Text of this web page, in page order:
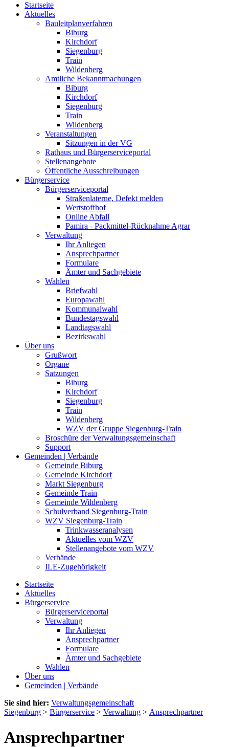
Startseite
Aktuelles
Bauleitplanverfahren
Biburg
Kirchdorf
Siegenburg
Train
Wildenberg
Amtliche Bekanntmachungen
Biburg
Kirchdorf
Siegenburg
Train
Wildenberg
Veranstaltungen
Sitzungen in der VG
Rathaus und Bürgerserviceportal
Stellenangebote
Öffentliche Ausschreibungen
Bürgerservice
Bürgerserviceportal
Straßenlaterne, Defekt melden
Wertstoffhof
Online Abfall
Pamira - Packmittel-Rücknahme Agrar
Verwaltung
Ihr Anliegen
Ansprechpartner
Formulare
Ämter und Sachgebiete
Wahlen
Briefwahl
Europawahl
Kommunalwahl
Bundestagswahl
Landtagswahl
Bezirkswahl
Über uns
Grußwort
Organe
Satzungen
Biburg
Kirchdorf
Siegenburg
Train
Wildenberg
WZV der Gruppe Siegenburg-Train
Broschüre der Verwaltungsgemeinschaft
Support
Gemeinden | Verbände
Gemeinde Biburg
Gemeinde Kirchdorf
Markt Siegenburg
Gemeinde Train
Gemeinde Wildenberg
Schulverband Siegenburg-Train
WZV Siegenburg-Train
Trinkwasseranalysen
Aktuelles vom WZV
Stellenangebote vom WZV
Verbände
ILE-Zugehörigkeit
Startseite
Aktuelles
Bürgerservice
Bürgerserviceportal
Verwaltung
Ihr Anliegen
Ansprechpartner
Formulare
Ämter und Sachgebiete
Wahlen
Über uns
Gemeinden | Verbände
Sie sind hier: Verwaltungsgemeinschaft
Siegenburg > Bürgerservice > Verwaltung > Ansprechpartner
Ansprechpartner